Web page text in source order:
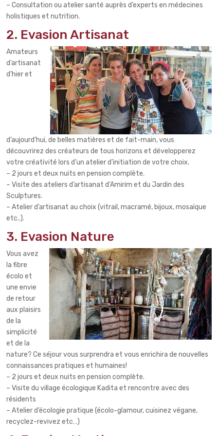
– Consultation ou atelier santé auprès d’experts en médecines
holistiques et nutrition.
2. Evasion Artisanat
Amateurs
d’artisanat
d’hier et
d’aujourd’hui, de belles matières et de fait-main, vous
découvrirez des créateurs de tous horizons et développerez
votre créativité lors d’un atelier d’initiation de votre choix.
– 2 jours et deux nuits en pension complète.
– Visite des ateliers d’artisanat d’Amirim et du Jardin des
Sculptures.
– Atelier d’artisanat au choix (vitrail, macramé, bijoux, mosaïque
etc..).
3. Evasion Nature
Vous avez
la fibre
écolo et
une envie
de retour
aux plaisirs
de la
simplicité
et de la
nature? Ce séjour vous surprendra et vous enrichira de nouvelles
connaissances pratiques et humaines!
– 2 jours et deux nuits en pension complète.
– Visite du village écologique Kadita et rencontre avec des
résidents
– Atelier d’écologie pratique (écolo-glamour, cuisinez végane,
recyclez-revivez etc…)